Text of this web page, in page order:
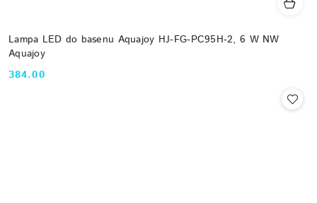
Lampa LED do basenu Aquajoy HJ-FG-PC95H-2, 6 W NW
Aquajoy
Cena:
384.00